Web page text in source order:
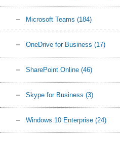
Microsoft Teams (184)
OneDrive for Business (17)
SharePoint Online (46)
Skype for Business (3)
Windows 10 Enterprise (24)